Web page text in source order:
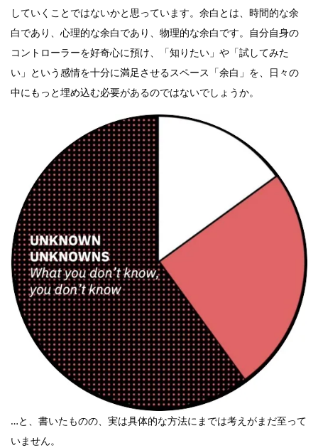
していくことではないかと思っています。余白とは、時間的な余
白であり、心理的な余白であり、物理的な余白です。自分自身の
コントローラーを好奇心に預け、「知りたい」や「試してみた
い」という感情を十分に満足させるスペース「余白」を、日々の
中にもっと埋め込む必要があるのではないでしょうか。
…と、書いたものの、実は具体的な方法にまでは考えがまだ至って
いません。